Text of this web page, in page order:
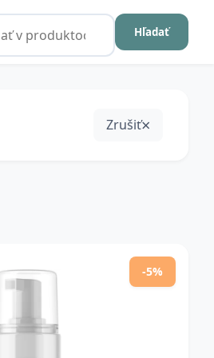
Hľadať
Zrušiť
-5%